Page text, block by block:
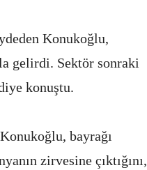
Konukoğlu,
gelirdi. Sektör sonraki
konuştu.
bayrağı
zirvesine çıktığını,